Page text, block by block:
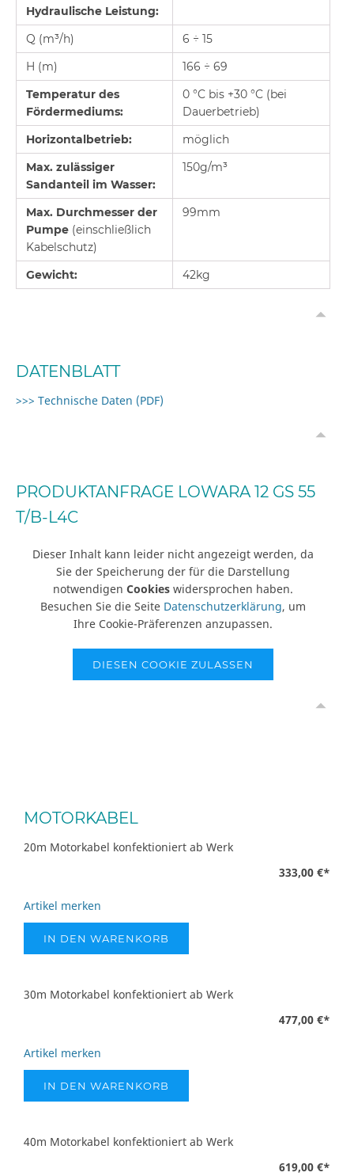
Hydraulische Leistung:
Q (m³/h)
6 ÷ 15
H (m)
166 ÷ 69
Temperatur des
Fördermediums:
0 °C bis +30 °C (bei
Dauerbetrieb)
Horizontalbetrieb:
möglich
Max. zulässiger
Sandanteil im Wasser:
150g/m³
Max. Durchmesser der
Pumpe (einschließlich
Kabelschutz)
99mm
Gewicht: 42kg
DATENBLATT
>>> Technische Daten (PDF)
PRODUKTANFRAGE LOWARA 12 GS 55
T/B-L4C
Dieser Inhalt kann leider nicht angezeigt werden, da
Sie der Speicherung der für die Darstellung
notwendigen Cookies widersprochen haben.
Besuchen Sie die Seite Datenschutzerklärung, um
Ihre Cookie-Präferenzen anzupassen.
DIESEN COOKIE ZULASSEN
MOTORKABEL
20m Motorkabel konfektioniert ab Werk
333,00 €*
Artikel merken
IN DEN WARENKORB
30m Motorkabel konfektioniert ab Werk
477,00 €*
Artikel merken
IN DEN WARENKORB
40m Motorkabel konfektioniert ab Werk
619,00 €*